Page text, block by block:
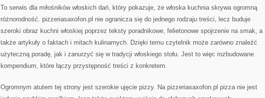
To serwis dla miłośników włoskich dań, który pokazuje, że włoska kuchnia skrywa ogromną
różnorodność. pizzeriasaxofon.pl nie ogranicza się do jednego rodzaju treści, lecz buduje
szeroki obraz kuchni włoskiej poprzez teksty poradnikowe, felietonowe spojrzenie na smak, a
także artykuły o faktach i mitach kulinarnych. Dzięki temu czytelnik może zarówno znaleźć
użyteczną poradę, jak i zanurzyć się w tradycji włoskiego stołu. Jest to więc rozbudowane
kompendium, które łączy przystępność treści z konkretem.
Ogromnym atutem tej strony jest szerokie ujęcie pizzy. Na pizzeriasaxofon.pl pizza nie jest